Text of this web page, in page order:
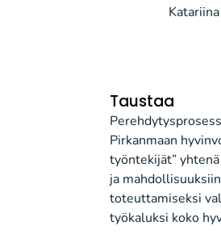
Taustaa
Pirkanmaan
työntekijät”
ja
toteuttamiseksi
työkaluksi koko